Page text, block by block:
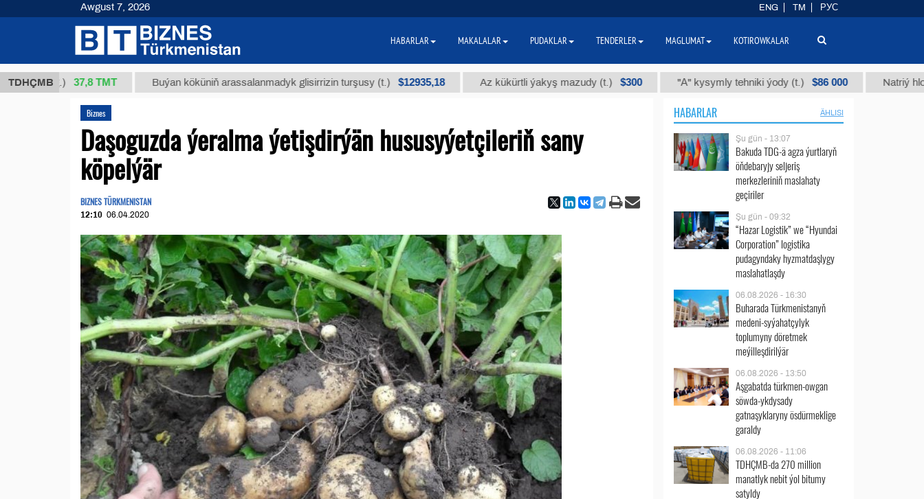
TDHÇMB
(kg.) 37,8 ТМТ Buýan köküniň arassalanmadyk glisirrizin turşusy (t.) $12935,18 Az kükürtli ýakyş mazudy (t.) $300 "А" kysymly tehniki ýody (t.) $86 000 Natriý hlorly
Biznes
Daşoguzda ýeralma ýetişdirýän hususyýetçileriň sany
köpelýär
BIZNES TÜRKMENISTAN
12:10 06.04.2020
HABARLAR ÄHLISI
Şu gün - 13:07
Bakuda TDG-ä agza ýurtlaryň
öňdebaryjy seljeriş
merkezleriniň maslahaty
geçiriler
Şu gün - 09:32
“Hazar Logistik” we “Hyundai
Corporation” logistika
pudagyndaky hyzmatdaşlygy
maslahatlaşdy
06.08.2026 - 16:30
Buharada Türkmenistanyň
medeni-syýahatçylyk
toplumyny döretmek
meýilleşdirilýär
06.08.2026 - 13:50
Aşgabatda türkmen-owgan
söwda-ykdysady
gatnaşyklaryny ösdürmeklige
garaldy
06.08.2026 - 11:06
TDHÇMB-da 270 million
manatlyk nebit ýol bitumy
satyldy
Awgust 7, 2026 ENG TM РУС
HABARLAR MAKALALAR PUDAKLAR TENDERLER MAGLUMAT KOTIROWKALAR